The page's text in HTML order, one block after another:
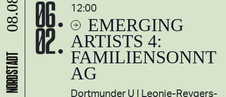
06.
02.
EMERGING
ARTISTS 4:
FAMILIENSONNT
AG
12:00
Dortmunder U Leonie-Reygers-
08.08.